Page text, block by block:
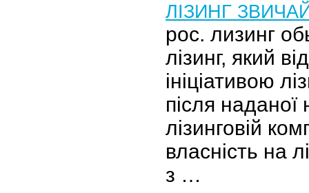
ЛІЗИНГ
рос. лизинг
лізинг, який
ініціативою
після наданої
лізинговій
власність на
з …